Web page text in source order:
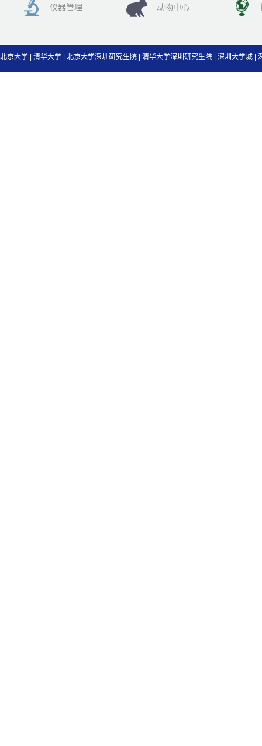
仪器管理 动物中心
北京大学 清华大学 北京大学深圳研究生院 清华大学深圳研究生院 深圳大学城